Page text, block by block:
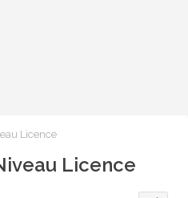
Licence
Licence